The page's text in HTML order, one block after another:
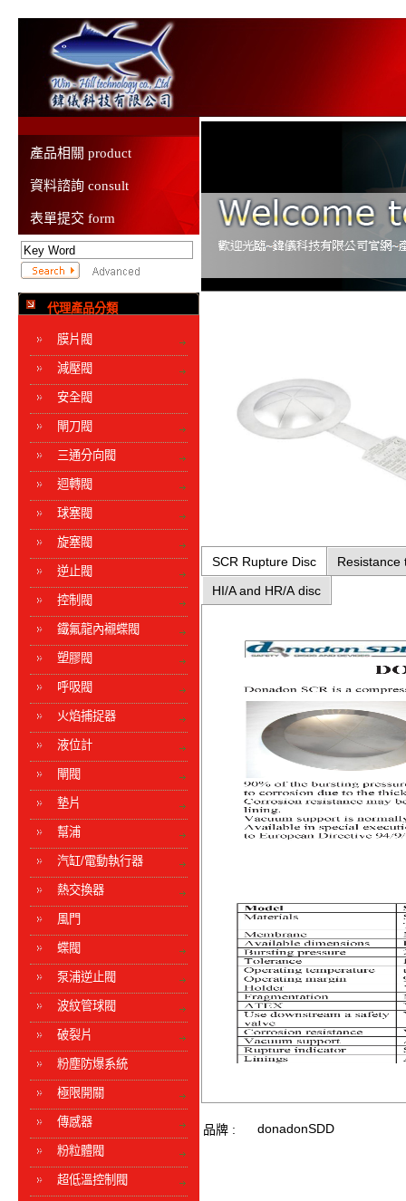
產品相關 product
資料諮詢 consult
表單提交 form
代理產品分類
膜片閥
減壓閥
安全閥
閘刀閥
三通分向閥
迴轉閥
球塞閥
旋塞閥
逆止閥
控制閥
鐵氟龍內襯蝶閥
塑膠閥
呼吸閥
火焰捕捉器
液位計
閘閥
墊片
幫浦
汽缸/電動執行器
熱交換器
風門
蝶閥
泵浦逆止閥
波紋管球閥
破裂片
粉塵防爆系統
極限開關
傳感器
粉粒體閥
超低溫控制閥
SCR Rupture Disc
Resistance
HI/A and HR/A disc
品牌 : donadonSDD